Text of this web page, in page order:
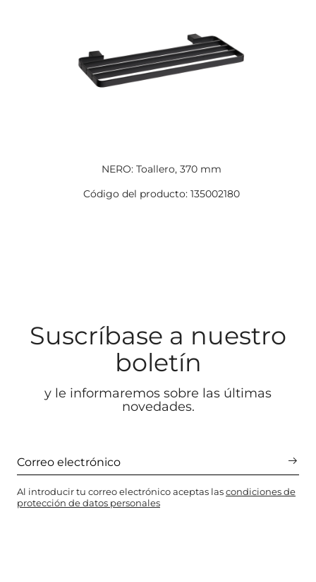
NERO: Toallero, 370 mm
Código del producto: 135002180
Suscríbase a nuestro
boletín
y le informaremos sobre las últimas
novedades.
Al introducir tu correo electrónico aceptas lascondiciones de
protección de datos personales